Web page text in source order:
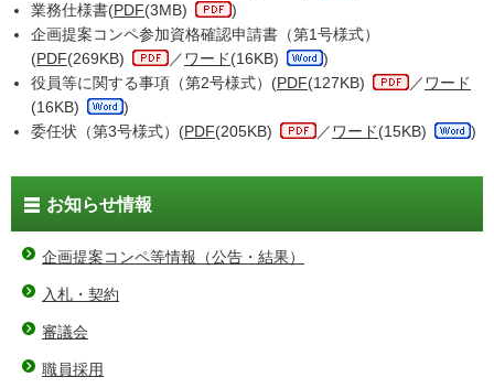
業務仕様書(PDF(3MB)
)
企画提案コンペ参加資格確認申請書（第1号様式）
(PDF(269KB) ／ ワード(16KB)
)
役員等に関する事項（第2号様式）(PDF(127KB) ／ ワード
(16KB)
)
委任状（第3号様式）(PDF(205KB) ／ ワード(15KB) )
お知らせ情報
企画提案コンペ等情報（公告・結果）
入札・契約
審議会
職員採用